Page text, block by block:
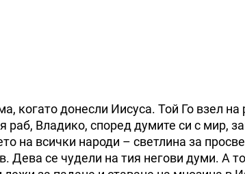
когато донесли Иисуса. Той Го взел на
раб, Владико, според думите си с мир,
на всички народи – светлина за
Дева се чудели на тия негови думи. А